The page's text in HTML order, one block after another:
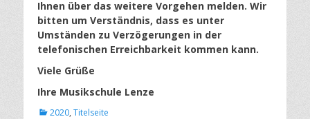
Ihnen über das weitere Vorgehen melden. Wir
bitten um Verständnis, dass es unter
Umständen zu Verzögerungen in der
telefonischen Erreichbarkeit kommen kann.
Viele Grüße
Ihre Musikschule Lenze
Kategorien
2020, Titelseite